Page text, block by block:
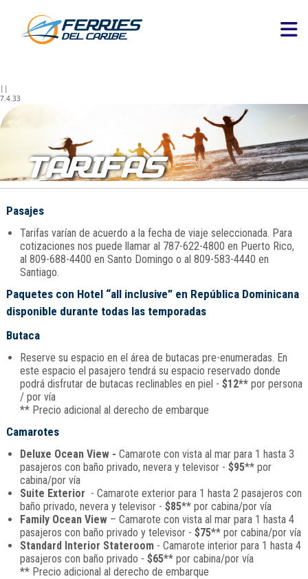
||
7.4.33
TARIFAS
Pasajes
Tarifas varían de acuerdo a la fecha de viaje seleccionada. Para
cotizaciones nos puede llamar al 787-622-4800 en Puerto Rico,
al 809-688-4400 en Santo Domingo o al 809-583-4440 en
Santiago.
Paquetes con Hotel “all inclusive” en República Dominicana
disponible durante todas las temporadas
Butaca
Reserve su espacio en el área de butacas pre-enumeradas. En
este espacio el pasajero tendrá su espacio reservado donde
podrá disfrutar de butacas reclinables en piel - $12**por persona
/ por vía
** Precio adicional al derecho de embarque
Camarotes
Deluxe Ocean View - Camarote con vista al mar para 1 hasta 3
pasajeros con baño privado, nevera y televisor - $95** por
cabina/por vía
Suite Exterior - Camarote exterior para 1 hasta 2 pasajeros con
baño privado, nevera y televisor - $85** por cabina/por vía
Family Ocean View– Camarote con vista al mar para 1 hasta 4
pasajeros con baño privado y televisor - $75** por cabina/por vía
Standard Interior Stateroom- Camarote interior para 1 hasta 4
pasajeros con baño privado - $65** por cabina/por vía
** Precio adicional al derecho de embarque